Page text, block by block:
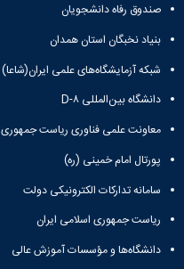
فصلنامه
معاونت
پژوهش
و
صندوق رفاه دانشجویان
بنیاد نخبگان استان همدان
شبکه آزمایشگاه‌های علمی ایران(شاعا)
دانشگاه بین‌المللی D-۸
معاونت علمی فناوری ریاست جمهوری
پورتال امام خمینی (ره)
سامانه تدارکات الکترونیکی دولت
ریاست جمهوری اسلامی ایران
دانشگاه‌ها و مؤسسات آموزش عالی